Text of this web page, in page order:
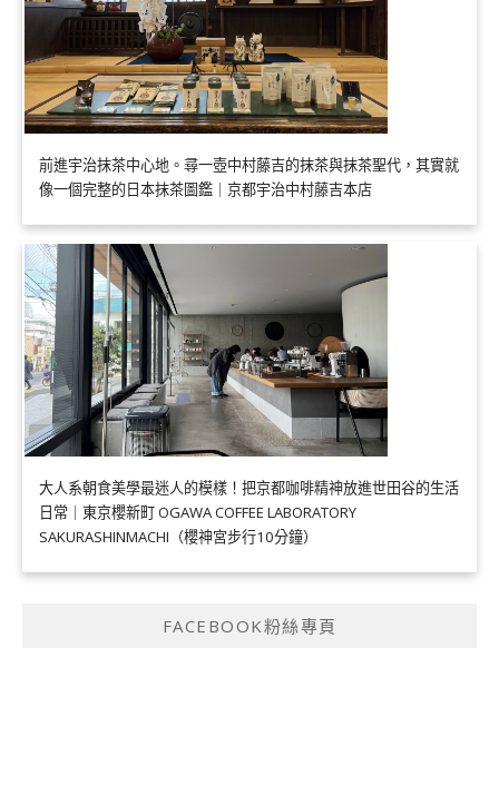
前進宇治抹茶中心地。尋一壺中村藤吉的抹茶與抹茶聖代，其實就
像一個完整的日本抹茶圖鑑｜京都宇治中村藤吉本店
大人系朝食美學最迷人的模樣！把京都咖啡精神放進世田谷的生活
日常｜東京櫻新町 OGAWA COFFEE LABORATORY
SAKURASHINMACHI（櫻神宮步行10分鐘）
FACEBOOK粉絲專頁